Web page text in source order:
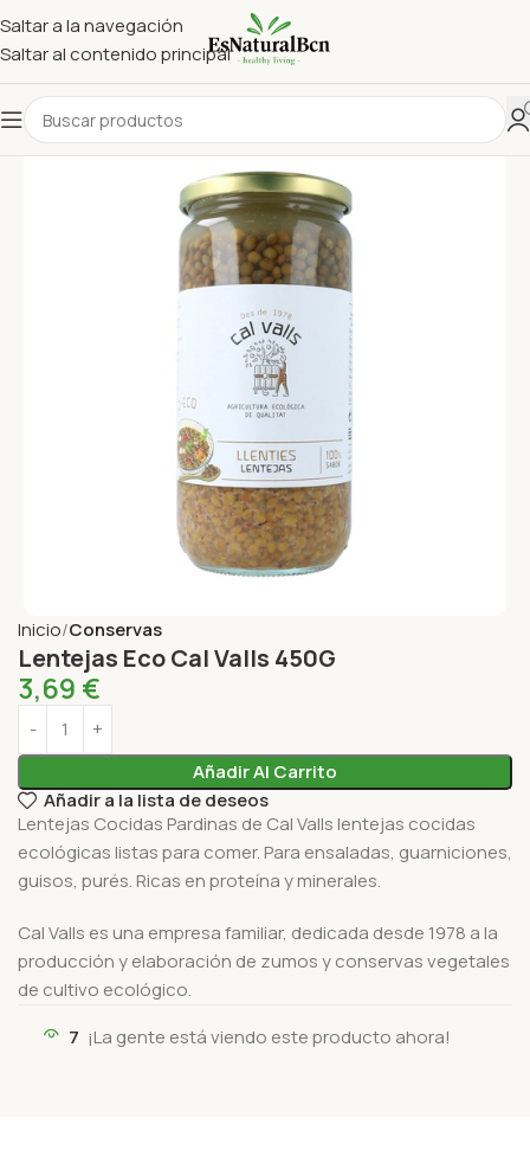
Saltar a la navegación
Saltar al contenido principal
Inicio Conservas
Lentejas Eco Cal Valls 450G
3,69 €
Añadir Al Carrito
Añadir a la lista de deseos
Lentejas Cocidas Pardinas de Cal Valls lentejas cocidas
ecológicas listas para comer. Para ensaladas, guarniciones,
guisos, purés. Ricas en proteína y minerales.
Cal Valls es una empresa familiar, dedicada desde 1978 a la
producción y elaboración de zumos y conservas vegetales
de cultivo ecológico.
7 ¡La gente está viendo este producto ahora!